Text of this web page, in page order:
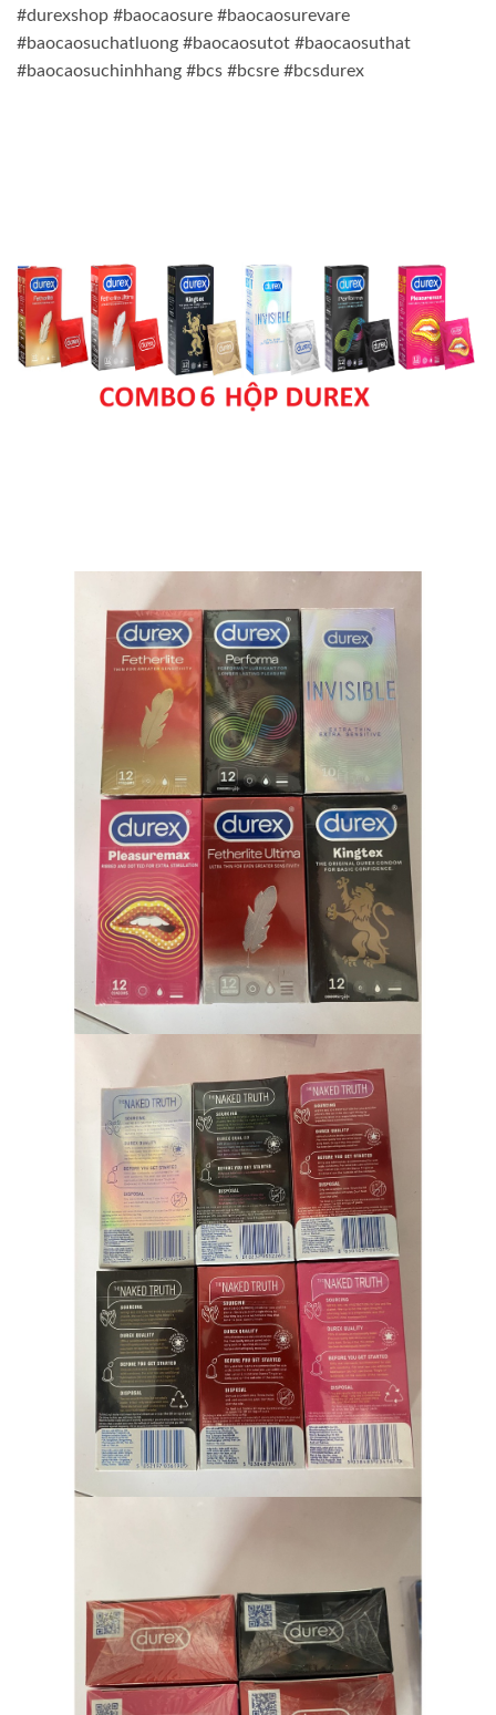
#durexshop #baocaosure #baocaosurevare
#baocaosuchatluong #baocaosutot #baocaosuthat
#baocaosuchinhhang #bcs #bcsre #bcsdurex